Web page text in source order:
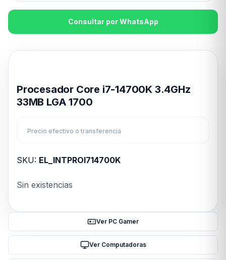
Consultar por WhatsApp
Procesador Core i7-14700K 3.4GHz
33MB LGA 1700
Precio efectivo o transferencia
SKU: EL_INTPROI714700K
Sin existencias
Ver PC Gamer
Ver Computadoras